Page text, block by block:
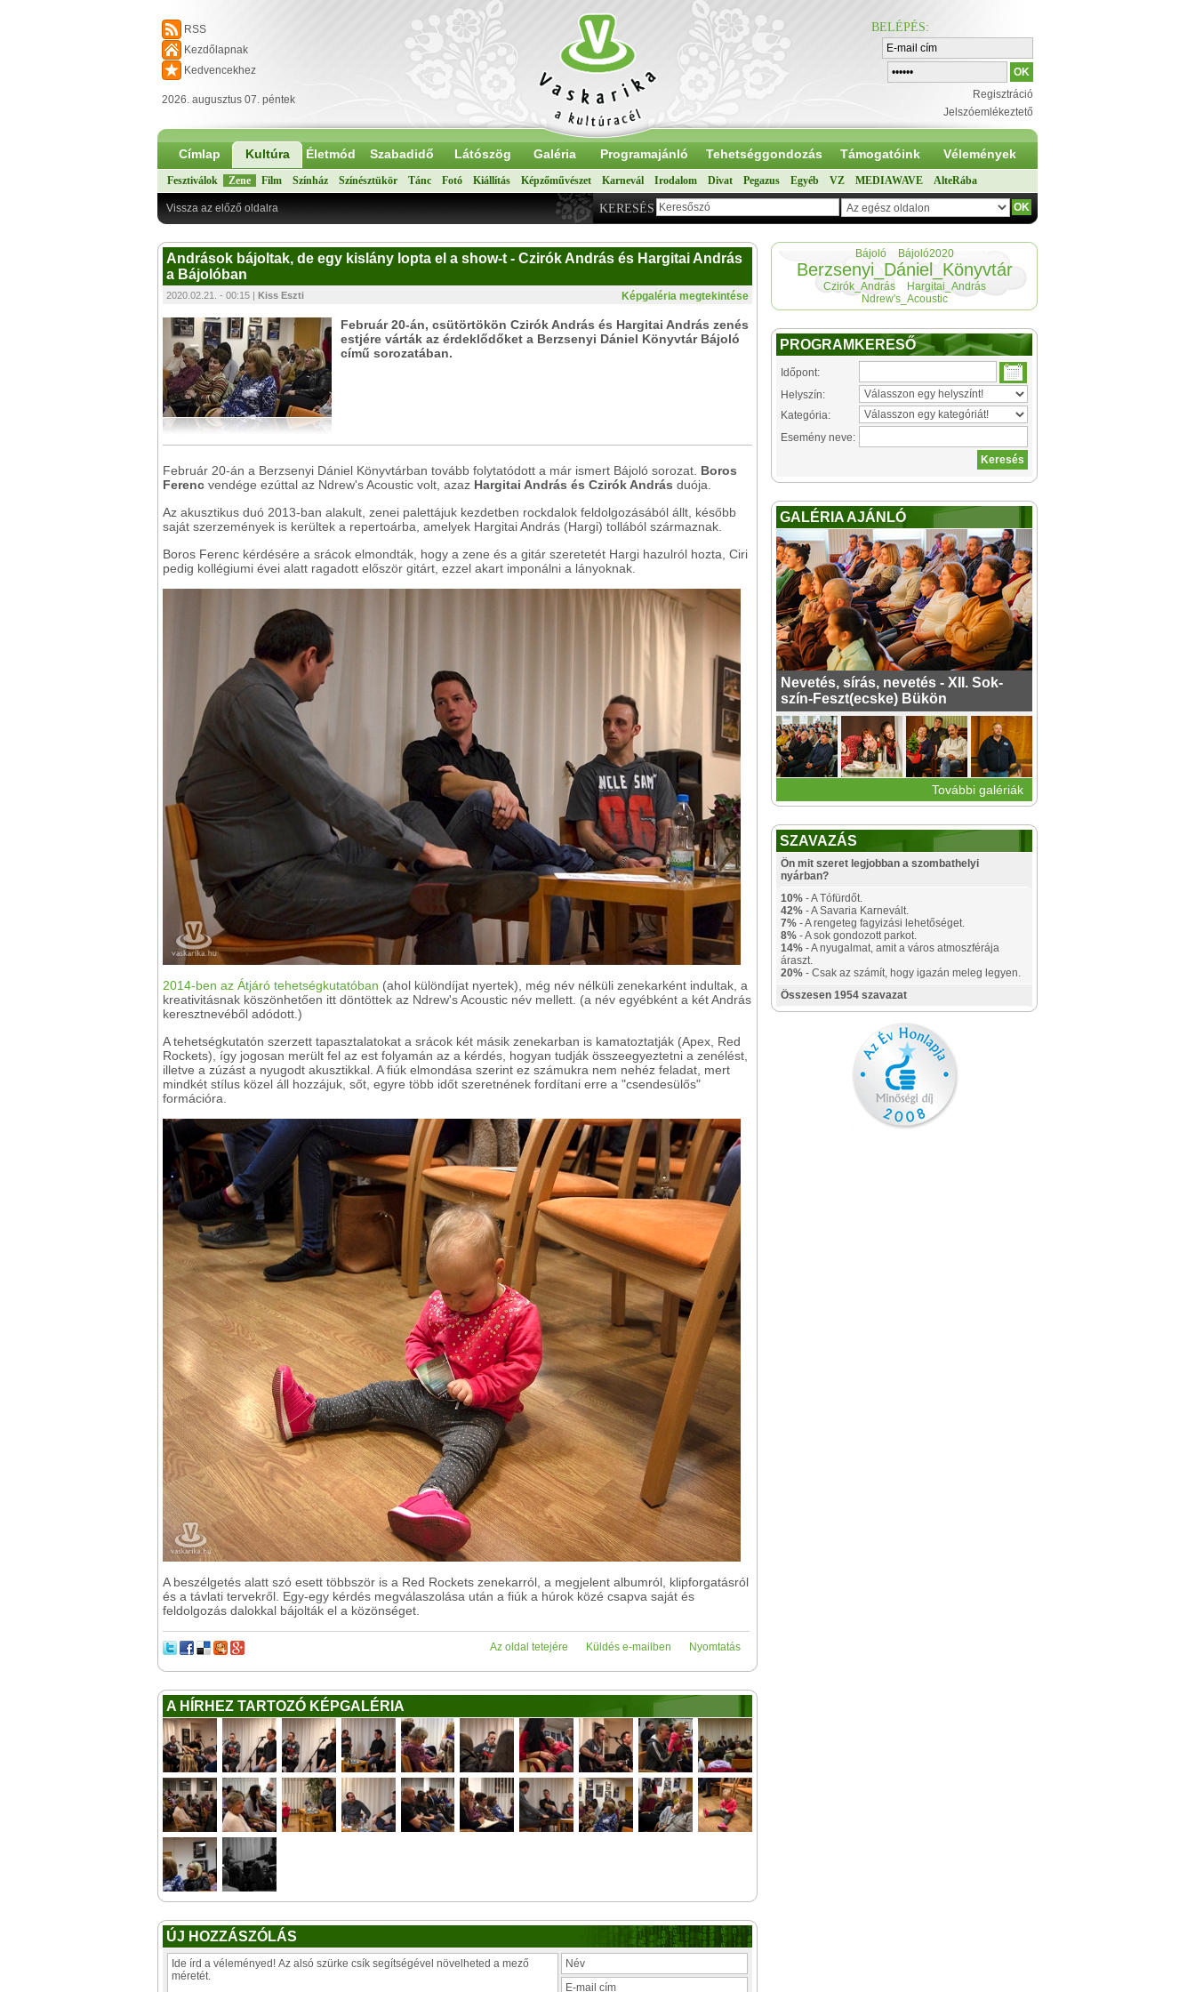
RSS
Kezdőlapnak
Kedvencekhez
2026. augusztus 07. péntek
BELÉPÉS:
Regisztráció
Jelszóemlékeztető
Címlap Kultúra Életmód Szabadidő Látószög Galéria Programajánló Tehetséggondozás Támogatóink Vélemények
Fesztiválok Zene Film Színház Színésztükör Tánc Fotó Kiállítás Képzőművészet Karnevál Irodalom Divat Pegazus Egyéb VZ MEDIAWAVE AlteRába
KERESÉS
Vissza az előző oldalra
Andrások bájoltak, de egy kislány lopta el a show-t - Czirók András és Hargitai András
a Bájolóban
Képgaléria megtekintése
2020.02.21. - 00:15 | Kiss Eszti
Február 20-án, csütörtökön Czirók András és Hargitai András zenés
estjére várták az érdeklődőket a Berzsenyi Dániel Könyvtár Bájoló
című sorozatában.
Február 20-án a Berzsenyi Dániel Könyvtárban tovább folytatódott a már ismert Bájoló sorozat. Boros
Ferenc vendége ezúttal az Ndrew's Acoustic volt, azaz Hargitai András és Czirók András duója.
Az akusztikus duó 2013-ban alakult, zenei palettájuk kezdetben rockdalok feldolgozásából állt, később
saját szerzemények is kerültek a repertoárba, amelyek Hargitai András (Hargi) tollából származnak.
Boros Ferenc kérdésére a srácok elmondták, hogy a zene és a gitár szeretetét Hargi hazulról hozta, Ciri
pedig kollégiumi évei alatt ragadott először gitárt, ezzel akart imponálni a lányoknak.
2014-ben az Átjáró tehetségkutatóban (ahol különdíjat nyertek), még név nélküli zenekarként indultak, a
kreativitásnak köszönhetően itt döntöttek az Ndrew's Acoustic név mellett. (a név egyébként a két András
keresztnevéből adódott.)
A tehetségkutatón szerzett tapasztalatokat a srácok két másik zenekarban is kamatoztatják (Apex, Red
Rockets), így jogosan merült fel az est folyamán az a kérdés, hogyan tudják összeegyeztetni a zenélést,
illetve a zúzást a nyugodt akusztikkal. A fiúk elmondása szerint ez számukra nem nehéz feladat, mert
mindkét stílus közel áll hozzájuk, sőt, egyre több időt szeretnének fordítani erre a "csendesülős"
formációra.
A beszélgetés alatt szó esett többször is a Red Rockets zenekarról, a megjelent albumról, klipforgatásról
és a távlati tervekről. Egy-egy kérdés megválaszolása után a fiúk a húrok közé csapva saját és
feldolgozás dalokkal bájolták el a közönséget.
Nyomtatás
Küldés e-mailben
Az oldal tetejére
A HÍRHEZ TARTOZÓ KÉPGALÉRIA
ÚJ HOZZÁSZÓLÁS
Bájoló Bájoló2020
Berzsenyi_Dániel_Könyvtár
Czirók_András
Hargitai_András
Ndrew's_Acoustic
PROGRAMKERESŐ
Időpont:
Helyszín:
Kategória:
Esemény neve:
GALÉRIA AJÁNLÓ
Nevetés, sírás, nevetés - XII. Sok-
szín-Feszt(ecske) Bükön
További galériák
SZAVAZÁS
Ön mit szeret legjobban a szombathelyi
nyárban?
10% - A Tófürdőt.
42% - A Savaria Karnevált.
7% - A rengeteg fagyizási lehetőséget.
8% - A sok gondozott parkot.
14% - A nyugalmat, amit a város atmoszférája
áraszt.
20% - Csak az számít, hogy igazán meleg legyen.
Összesen 1954 szavazat